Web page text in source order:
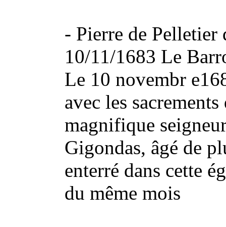
- Pierre de Pelletier
10/11/1683 Le
Le 10 novembr
avec les
magnifique
Gigondas, âgé de
enterré dans cette
du même mois